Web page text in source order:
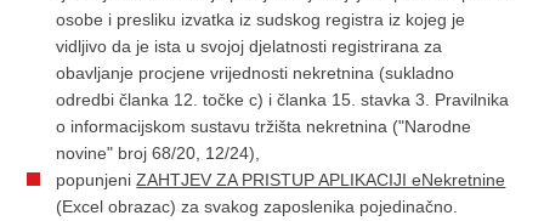
osobe i presliku izvatka iz sudskog registra iz kojeg je
vidljivo da je ista u svojoj djelatnosti registrirana za
obavljanje procjene vrijednosti nekretnina (sukladno
odredbi članka 12. točke c) i članka 15. stavka 3. Pravilnika
o informacijskom sustavu tržišta nekretnina ("Narodne
novine" broj 68/20, 12/24),
popunjeniZAHTJEV ZA PRISTUP APLIKACIJI eNekretnine
(Excel obrazac) za svakog zaposlenika pojedinačno.